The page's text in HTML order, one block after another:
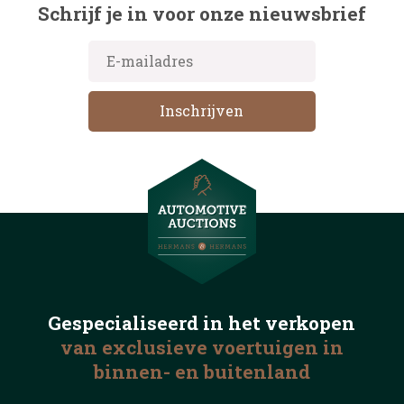
Schrijf je in voor onze nieuwsbrief
Gespecialiseerd in het verkopen
van exclusieve voertuigen in
binnen- en buitenland